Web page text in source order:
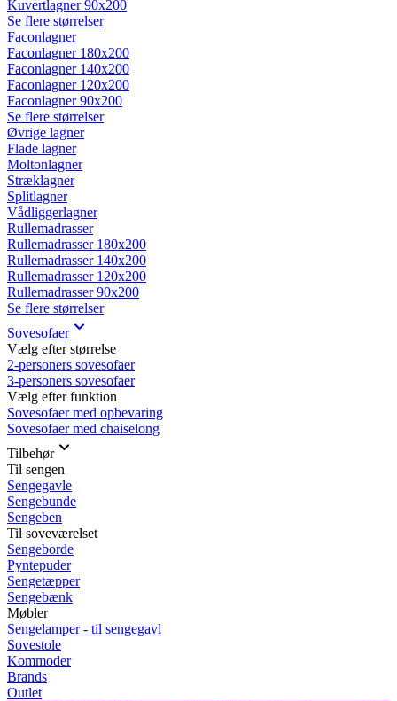
Kuvertlagner 90x200
Se flere størrelser
Faconlagner
Faconlagner 180x200
Faconlagner 140x200
Faconlagner 120x200
Faconlagner 90x200
Se flere størrelser
Øvrige lagner
Flade lagner
Moltonlagner
Stræklagner
Splitlagner
Vådliggerlagner
Rullemadrasser
Rullemadrasser 180x200
Rullemadrasser 140x200
Rullemadrasser 120x200
Rullemadrasser 90x200
Se flere størrelser
Sovesofaer
Vælg efter størrelse
2-personers sovesofaer
3-personers sovesofaer
Vælg efter funktion
Sovesofaer med opbevaring
Sovesofaer med chaiselong
Tilbehør
Til sengen
Sengegavle
Sengebunde
Sengeben
Til soveværelset
Sengeborde
Pyntepuder
Sengetæpper
Sengebænk
Møbler
Sengelamper - til sengegavl
Sovestole
Kommoder
Brands
Outlet